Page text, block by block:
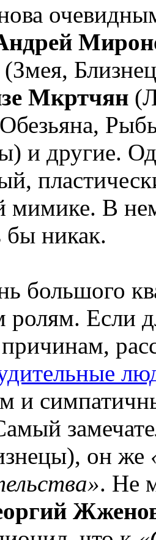
(Змея,
Мкртчян
и другие.
мимике. В
бы никак.
большого
Если
и
он же
. Не